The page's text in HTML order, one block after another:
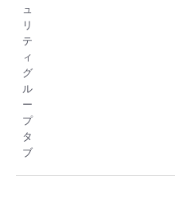
ュ
リ
テ
ィ
グ
ル
ー
プ
タ
ブ